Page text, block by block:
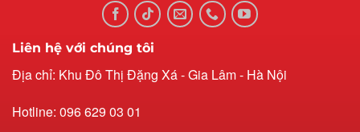
Liên hệ với chúng tôi
Địa chỉ: Khu Đô Thị Đặng Xá - Gia Lâm - Hà Nội
Hotline: 096 629 03 01